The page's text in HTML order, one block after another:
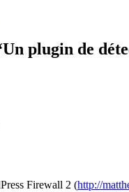
Un plugin de
Firewall 2 (http://